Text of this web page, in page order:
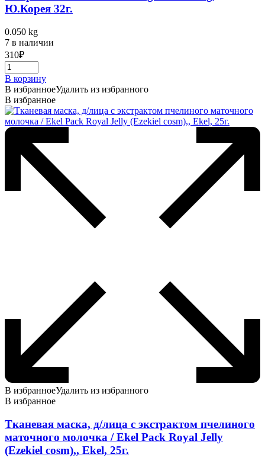
Ю.Корея 32г.
0.050 kg
7 в наличии
310₽
В корзину
В избранноеУдалить из избранного
В избранное
В избранноеУдалить из избранного
В избранное
Тканевая маска, д/лица с экстрактом пчелиного
маточного молочка / Ekel Pack Royal Jelly
(Ezekiel cosm),, Ekel, 25г.